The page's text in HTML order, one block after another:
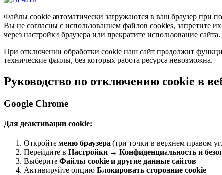
Файлы cookie автоматически загружаются в ваш браузер при
Вы не согласны с использованием файлов cookies, запретите
через настройки браузера или прекратите использование сайта.
При отключении обработки cookie наш сайт продолжит
технические файлы, без которых работа ресурса невозможна.
Руководство по отключению cookie в
Google Chrome
Для деактивации cookie:
Откройте меню браузера (три точки в верхнем правом
Перейдите в Настройки → Конфиденциальность и
Выберите Файлы cookie и другие данные сайтов
Активируйте опцию Блокировать сторонние cookie